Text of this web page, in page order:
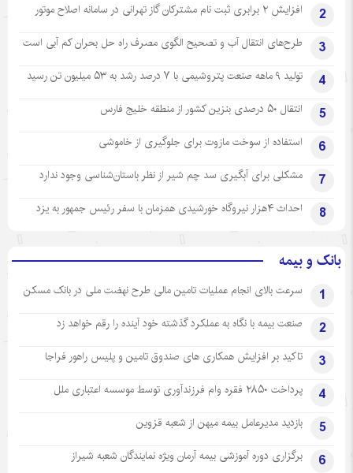
2 افزایش ۲ برابری ثبت نام مشترکان گاز تهرانی‌ در سامانه اصلاح موتور
3 طرح‌های انتقال آب و تصحیح الگوی مصرف راه حل بحران کم آبی است
4 تولید ۹ ماهه صنعت پتروشیمی با ۷ درصد رشد به ۵۳ میلیون تن رسید
5 انتقال ۵۰ درصدی بنزین کشور از منطقه خلیج فارس
6 استفاده از سوخت مازوت برای جلوگیری از خاموشی
7 مشکلی برای آبگیری سد چم شیر از نظر باستان‌شناسی وجود ندارد
8 احداث ۴هزار نیروگاه خورشیدی همزمان با سفر رئیس جمهور به یزد
بانک و بیمه
1 سرعت بالای انجام عملیات تامین مالی طرح نهضت ملی در بانک مسکن
2 صنعت بیمه با نگاه به عملکرد گذشته خود آینده را رقم خواهد زد
3 تاکید بر افزایش همکاری های صندوق تامین و پلیس راهور فراجا
4 پرداخت ۲۸۵۰ فقره وام فرزندآوری توسط موسسه اعتباری ملل
5 بازدید مدیرعامل بیمه میهن از شعبه قزوین
6 برگزاری دوره آموزشی بیمه آرمان ویژه نمایندگان شعبه شیراز